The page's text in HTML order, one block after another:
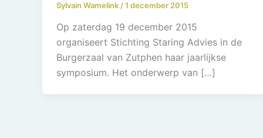
Sylvain Wamelink /1 december 2015
Op zaterdag 19 december 2015
organiseert Stichting Staring Advies in de
Burgerzaal van Zutphen haar jaarlijkse
symposium. Het onderwerp van […]